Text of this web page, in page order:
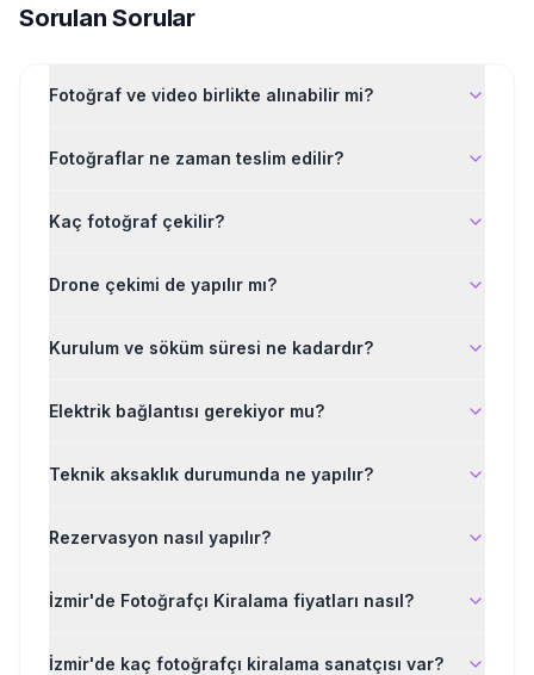
Sorulan Sorular
Fotoğraf ve video birlikte alınabilir mi?
Fotoğraflar ne zaman teslim edilir?
Kaç fotoğraf çekilir?
Drone çekimi de yapılır mı?
Kurulum ve söküm süresi ne kadardır?
Elektrik bağlantısı gerekiyor mu?
Teknik aksaklık durumunda ne yapılır?
Rezervasyon nasıl yapılır?
İzmir'de Fotoğrafçı Kiralama fiyatları nasıl?
İzmir'de kaç fotoğrafçı kiralama sanatçısı var?